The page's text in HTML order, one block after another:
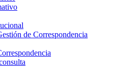
de Correspondencia